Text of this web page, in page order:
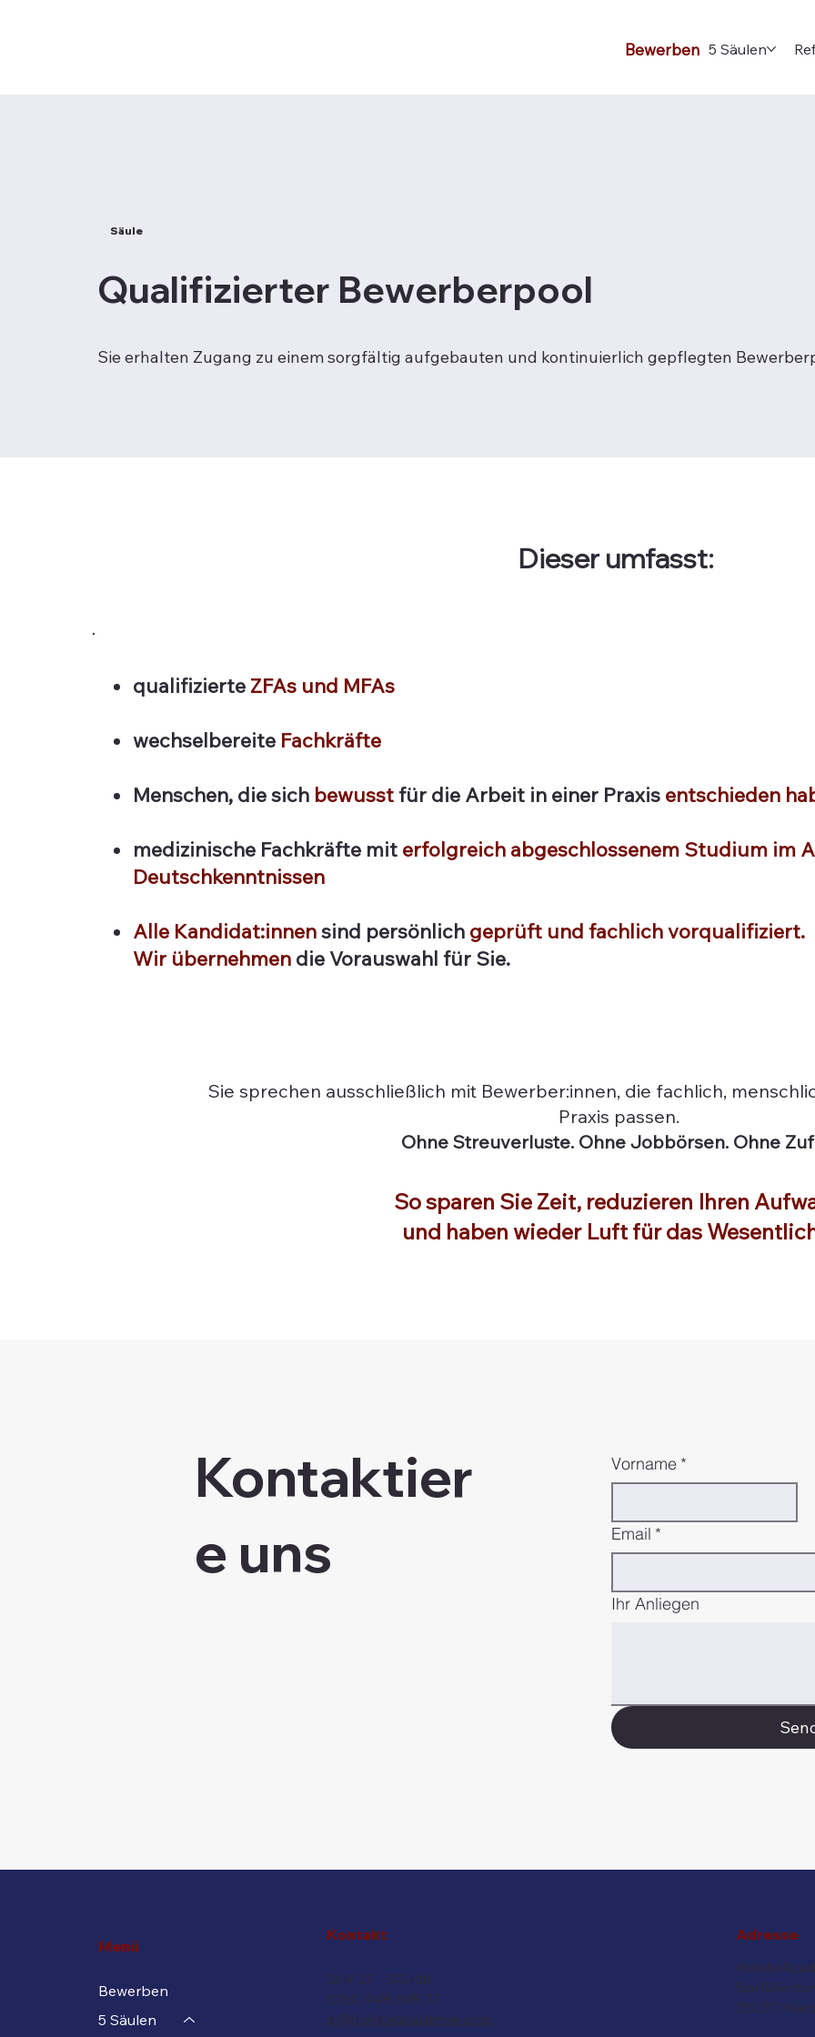
Bewerben 5 Säulen
Säule
Qualifizierter Bewerberpool
Sie erhalten Zugang zu einem sorgfältig aufgebauten und kontinuierlich gepflegten
Dieser umfasst:
qualifizierteZFAs und MFAs
wechselbereiteFachkräfte
Menschen, die sichbewusst für die Arbeit in einer Praxisentschieden
medizinische Fachkräfte miterfolgreich abgeschlossenem Studium im
Deutschkenntnissen
Alle Kandidat:innensind persönlichgeprüft und fachlich vorqualifiziert.
Wir übernehmen die Vorauswahl für Sie.
Sie sprechen ausschließlich mit Bewerber:innen, die fachlich,
Praxis passen.
Ohne Streuverluste. Ohne Jobbörsen. Ohne
So sparen Sie Zeit, reduzieren Ihren
und haben wieder Luft für das
Kontaktier
e uns
Vorname *
Email *
Ihr Anliegen
Menü
Bewerben
5 Säulen
Kontakt
064 21 - 333 66
0160 948 108 77
p@holsteacademie.com. ​
Adresse
35037